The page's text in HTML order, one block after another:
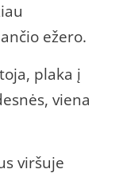
ežero.
plaka į
viena
viršuje